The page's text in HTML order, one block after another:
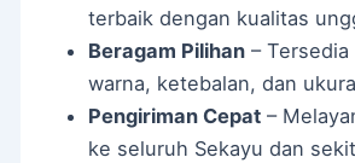
terbaik dengan kualitas
Beragam Pilihan –
warna, ketebalan, dan
Pengiriman Cepat –
ke seluruh Sekayu dan